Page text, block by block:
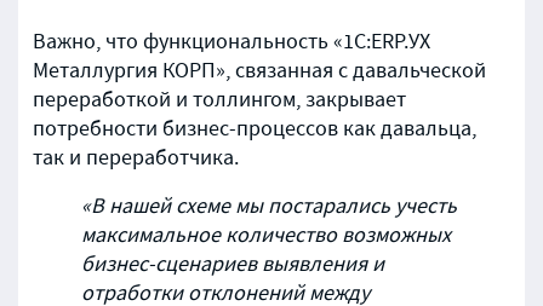
Важно, что функциональность «1С:ERP.УХ
Металлургия КОРП», связанная с давальческой
переработкой и толлингом, закрывает
потребности бизнес-процессов как давальца,
так и переработчика.
«В нашей схеме мы постарались учесть
максимальное количество возможных
бизнес-сценариев выявления и
отработки отклонений между